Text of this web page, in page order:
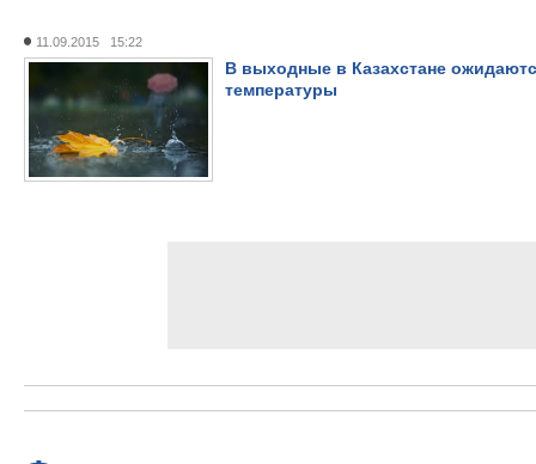
11.09.2015 15:22
В выходные в Казахстане
температуры